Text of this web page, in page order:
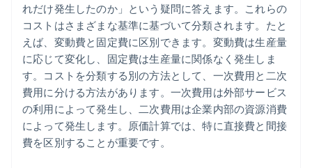
れだけ発生したのか」という疑問に答えます。これらの
コストはさまざまな基準に基づいて分類されます。たと
えば、変動費と固定費に区別できます。変動費は生産量
に応じて変化し、固定費は生産量に関係なく発生しま
す。コストを分類する別の方法として、一次費用と二次
費用に分ける方法があります。一次費用は外部サービス
の利用によって発生し、二次費用は企業内部の資源消費
によって発生します。原価計算では、特に直接費と間接
費を区別することが重要です。